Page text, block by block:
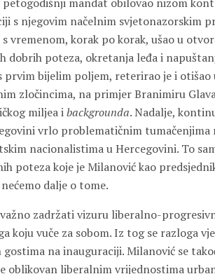
s njegovim načelnim svjetonazorskim
vremenom, korak po korak, ušao u
dobrih poteza, okretanja leđa i
bijelim poljem, reterirao je i otišao
zločincima, na primjer Branimiru
miljea ibackgrounda. Nadalje,
vrlo problematičnim tumačenjima
nacionalistima u Hercegovini. To
poteza koje je Milanović kao
dalje o tome.
zadržati vizuru liberalno-
koju vuče za sobom. Iz tog se razloga
na inauguraciji. Milanović se
oblikovan liberalnim vrijednostima